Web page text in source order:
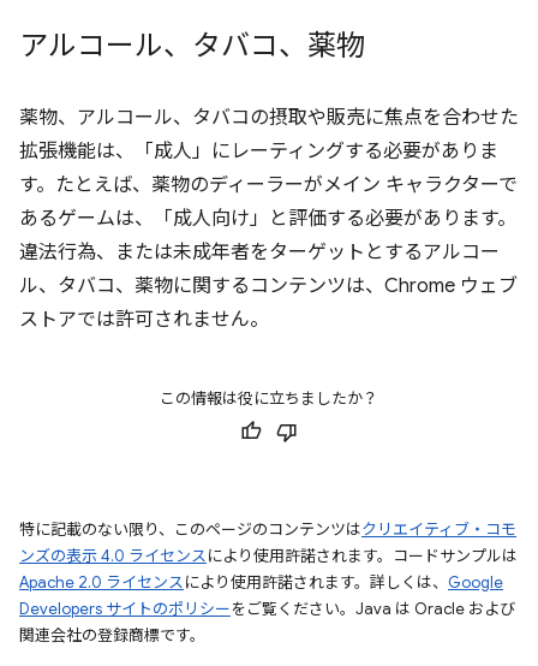
アルコール、タバコ、薬物
薬物、アルコール、タバコの摂取や販売に焦点を合わせた
拡張機能は、「成人」にレーティングする必要がありま
す。たとえば、薬物のディーラーがメイン キャラクターで
あるゲームは、「成人向け」と評価する必要があります。
違法行為、または未成年者をターゲットとするアルコー
ル、タバコ、薬物に関するコンテンツは、Chrome ウェブ
ストアでは許可されません。
この情報は役に立ちましたか？
特に記載のない限り、このページのコンテンツはクリエイティブ・コモ
ンズの表示 4.0 ライセンスにより使用許諾されます。コードサンプルは
Apache 2.0 ライセンスにより使用許諾されます。詳しくは、 Google
Developers サイトのポリシーをご覧ください。Java は Oracle および
関連会社の登録商標です。